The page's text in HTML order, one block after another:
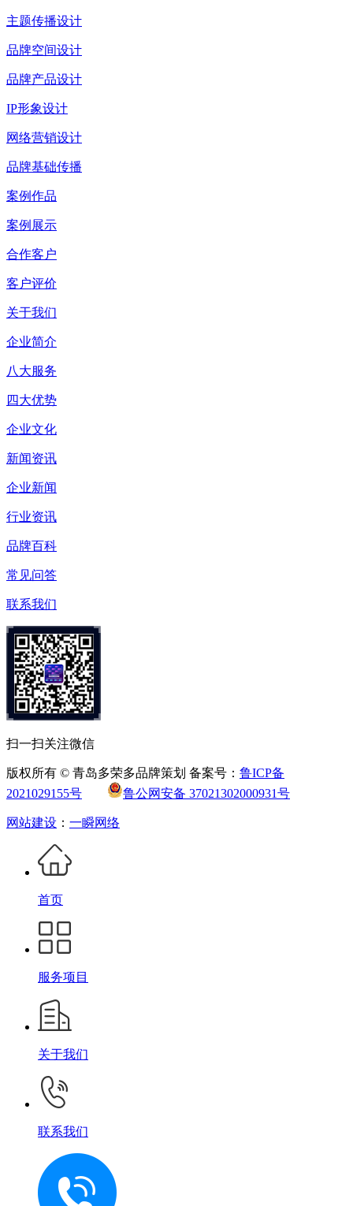
主题传播设计
品牌空间设计
品牌产品设计
IP形象设计
网络营销设计
品牌基础传播
案例作品
案例展示
合作客户
客户评价
关于我们
企业简介
八大服务
四大优势
企业文化
新闻资讯
企业新闻
行业资讯
品牌百科
常见问答
联系我们
扫一扫关注微信
版权所有 © 青岛多荣多品牌策划 备案号： 鲁ICP备
2021029155号
鲁公网安备 37021302000931号
网站建设 ： 一瞬网络
首页
服务项目
关于我们
联系我们